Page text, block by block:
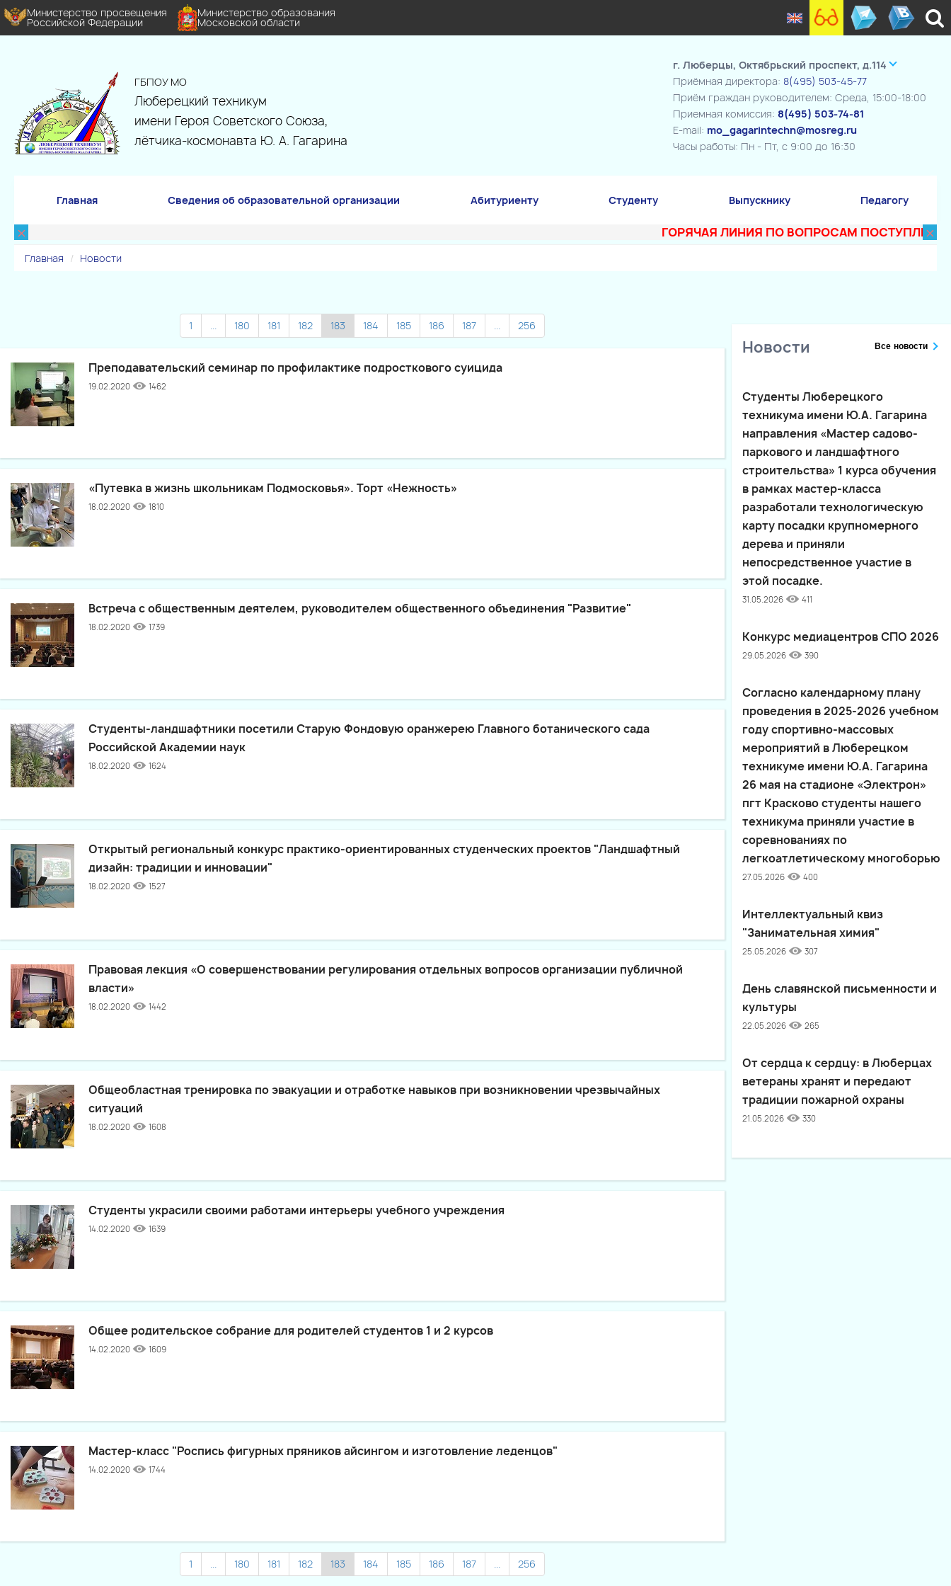
Министерство просвещения
Российской Федерации
Министерство образования
Московской области
ГБПОУ МО
Люберецкий техникум
имени Героя Советского Союза,
лётчика-космонавта Ю. А. Гагарина
г. Люберцы, Октябрьский проспект, д.114
Приёмная директора: 8(495) 503-45-77
Приём граждан руководителем: Среда, 15:00-18:00
Приемная комиссия: 8(495) 503-74-81
E-mail: mo_gagarintechn@mosreg.ru
Часы работы: Пн - Пт, с 9:00 до 16:30
Главная Сведения об образовательной организации Абитуриенту Студенту Выпускнику Педагогу
× ГОРЯЧАЯ ЛИНИЯ ПО ВОПРОСАМ ПОСТУПЛЕНИЯ В
×
Главная Новости
1 ... 180 181 182 183 184 185 186 187 ... 256
Преподавательский семинар по профилактике подросткового суицида
19.02.2020 1462
«Путевка в жизнь школьникам Подмосковья». Торт «Нежность»
18.02.2020 1810
Встреча с общественным деятелем, руководителем общественного объединения "Развитие"
18.02.2020 1739
Студенты-ландшафтники посетили Старую Фондовую оранжерею Главного ботанического сада
Российской Академии наук
18.02.2020 1624
Открытый региональный конкурс практико-ориентированных студенческих проектов "Ландшафтный
дизайн: традиции и инновации"
18.02.2020 1527
Правовая лекция «О совершенствовании регулирования отдельных вопросов организации публичной
власти»
18.02.2020 1442
Общеобластная тренировка по эвакуации и отработке навыков при возникновении чрезвычайных
ситуаций
18.02.2020 1608
Студенты украсили своими работами интерьеры учебного учреждения
14.02.2020 1639
Общее родительское собрание для родителей студентов 1 и 2 курсов
14.02.2020 1609
Мастер-класс "Роспись фигурных пряников айсингом и изготовление леденцов"
14.02.2020 1744
1 ... 180 181 182 183 184 185 186 187 ... 256
Новости Все новости
Студенты Люберецкого
техникума имени Ю.А. Гагарина
направления «Мастер садово-
паркового и ландшафтного
строительства» 1 курса обучения
в рамках мастер-класса
разработали технологическую
карту посадки крупномерного
дерева и приняли
непосредственное участие в
этой посадке.
31.05.2026 411
Конкурс медиацентров СПО 2026
29.05.2026 390
Согласно календарному плану
проведения в 2025-2026 учебном
году спортивно-массовых
мероприятий в Люберецком
техникуме имени Ю.А. Гагарина
26 мая на стадионе «Электрон»
пгт Красково студенты нашего
техникума приняли участие в
соревнованиях по
легкоатлетическому многоборью
27.05.2026 400
Интеллектуальный квиз
"Занимательная химия"
25.05.2026 307
День славянской письменности и
культуры
22.05.2026 265
От сердца к сердцу: в Люберцах
ветераны хранят и передают
традиции пожарной охраны
21.05.2026 330